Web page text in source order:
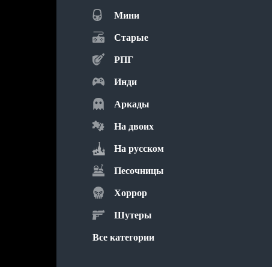
Мини
Старые
РПГ
Инди
Аркады
На двоих
На русском
Песочницы
Хоррор
Шутеры
Все категории